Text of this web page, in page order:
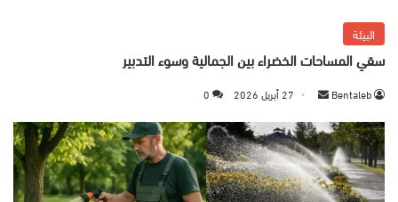
البيئة
سقي المساحات الخضراء بين الجمالية وسوء التدبير
Bentaleb
س
ل
ب
27 أبريل 2026 0